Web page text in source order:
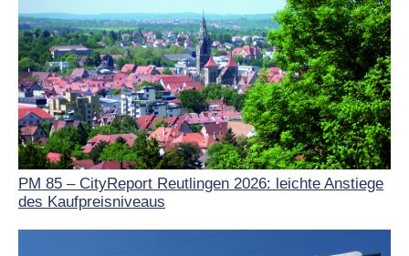
PM 85 – CityReport Reutlingen 2026: leichte Anstiege
des Kaufpreisniveaus